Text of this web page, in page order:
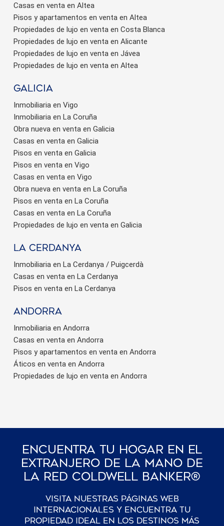
Casas en venta en Altea
Pisos y apartamentos en venta en Altea
Propiedades de lujo en venta en Costa Blanca
Propiedades de lujo en venta en Alicante
Propiedades de lujo en venta en Jávea
Propiedades de lujo en venta en Altea
Galicia
Inmobiliaria en Vigo
Inmobiliaria en La Coruña
Obra nueva en venta en Galicia
Casas en venta en Galicia
Pisos en venta en Galicia
Pisos en venta en Vigo
Casas en venta en Vigo
Obra nueva en venta en La Coruña
Pisos en venta en La Coruña
Casas en venta en La Coruña
Propiedades de lujo en venta en Galicia
La Cerdanya
Inmobiliaria en La Cerdanya / Puigcerdà
Casas en venta en La Cerdanya
Pisos en venta en La Cerdanya
Andorra
Inmobiliaria en Andorra
Casas en venta en Andorra
Pisos y apartamentos en venta en Andorra
Áticos en venta en Andorra
Propiedades de lujo en venta en Andorra
Encuentra Tu Hogar En El
Extranjero De La Mano De
La Red Coldwell Banker®
Visita nuestras páginas web
internacionales y encuentra tu
propiedad ideal en los destinos más